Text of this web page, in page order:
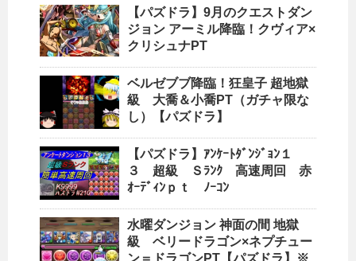
【パズドラ】9月のクエストダン
ジョン アーミル降臨！クヴィア×
クリシュナPT
ベルゼブブ降臨！狂皇子 超地獄
級 大喬＆小喬PT（ガチャ限な
し）【パズドラ】
【パズドラ】ｱﾝｹｰﾄﾀﾞﾝｼﾞｮﾝ１
３ 超級 Ｓﾗﾝｸ 高速周回 赤
ｵｰﾃﾞｨﾝｐｔ ﾉｰｺﾝ
水曜ダンジョン 神面の間 地獄
級 ベリードラゴン×ネプチュー
ン＝ドラゴンPT【パズドラ】※